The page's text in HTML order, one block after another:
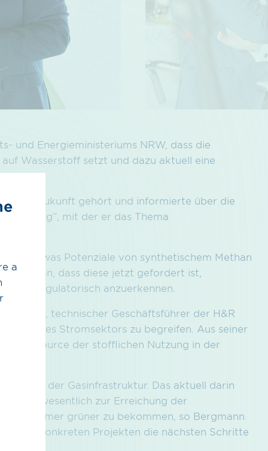
und Energieministeriums NRW, dass die
Wasserstoff setzt und dazu aktuell eine
die Zukunft gehört und informierte über die
mit der er das Thema
was Potenziale von synthetischem Methan
an, dass diese jetzt gefordert ist,
regulatorisch anzuerkennen.
technischer Geschäftsführer der H&R
des Stromsektors zu begreifen. Aus seiner
Ressource der stofflichen Nutzung in der
der Gasinfrastruktur. Das aktuell darin
heute wesentlich zur Erreichung der
immer grüner zu bekommen, so Bergmann
mit konkreten Projekten die nächsten Schritte
a